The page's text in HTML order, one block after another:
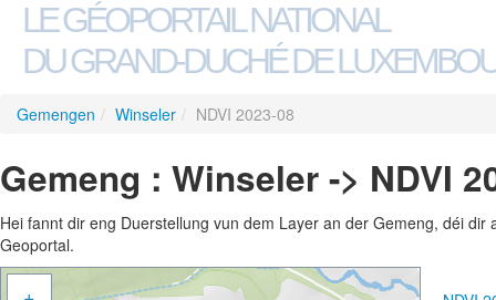
LE GÉOPORTAIL NATIONAL
DU GRAND-DUCHÉ DE
Gemengen / Winseler / NDVI 2023-08
Gemeng : Winseler -> NDVI
Hei fannt dir eng Duerstellung vun dem Layer an der Gemeng, déi
Geoportal.